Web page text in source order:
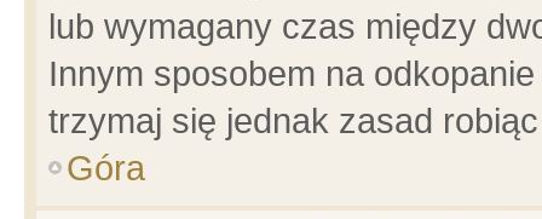
lub wymagany czas między
Innym sposobem na
trzymaj się jednak zasad
Góra